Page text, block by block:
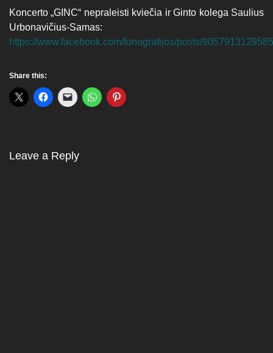
Koncerto „GINC“ nepraleisti kviečia ir Ginto kolega Saulius
Urbonavičius-Samas:
https://www.facebook.com/fonografijos/posts/
Share this:
Leave a Reply